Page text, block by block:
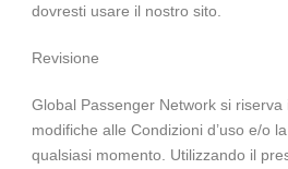
dovresti usare il nostro sito.
Revisione
Global Passenger Network si
modifiche alle Condizioni d’uso e/o
qualsiasi momento. Utilizzando il